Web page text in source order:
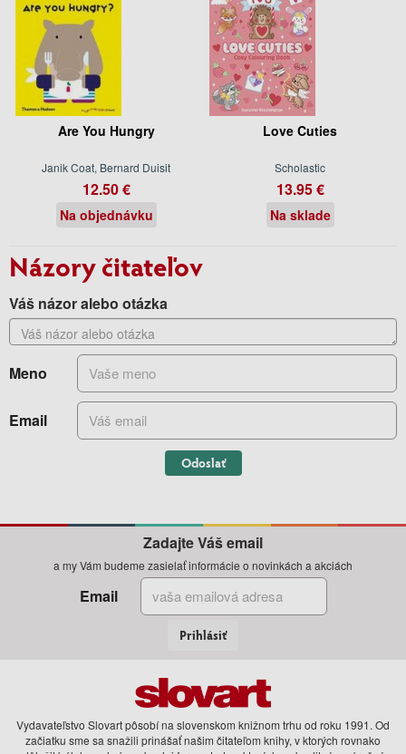
Are You Hungry
Janik Coat, Bernard Duisit
12.50 €
Na objednávku
Love Cuties
Scholastic
13.95 €
Na sklade
Názory čitateľov
Váš názor alebo otázka
Meno
Email
Odoslať
Zadajte Váš email
a my Vám budeme zasielať informácie o novinkách a akciách
Email
Prihlásiť
Vydavateľstvo Slovart pôsobí na slovenskom knižnom trhu od roku 1991. Od
začiatku sme sa snažili prinášať našim čitateľom knihy, v ktorých rovnako